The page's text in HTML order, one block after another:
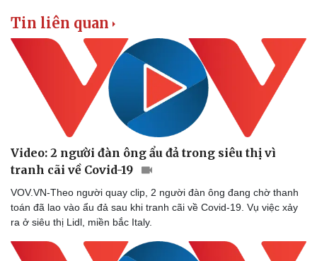
Tin liên quan
Video: 2 người đàn ông ẩu đả trong siêu thị vì
tranh cãi về Covid-19
VOV.VN-Theo người quay clip, 2 người đàn ông đang chờ thanh
toán đã lao vào ẩu đả sau khi tranh cãi về Covid-19. Vụ việc xảy
ra ở siêu thị Lidl, miền bắc Italy.